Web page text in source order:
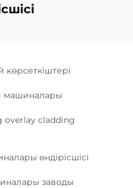
көрсеткіштері
машиналары
overlay cladding
өндірісшісі
заводы